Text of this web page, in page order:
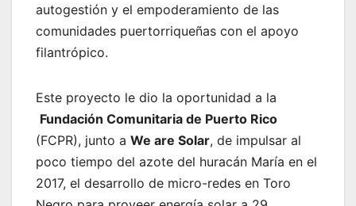
autogestión y el empoderamiento de las
comunidades puertorriqueñas con el apoyo
filantrópico.
Este proyecto le dio la oportunidad a la
Fundación Comunitaria de Puerto Rico
(FCPR), junto a We are Solar, de impulsar al
poco tiempo del azote del huracán María en el
2017, el desarrollo de micro-redes en Toro